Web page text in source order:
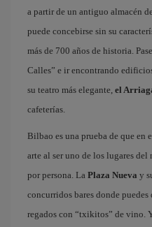
a partir de un antiguo almacén
puede concebirse sin su
más de 700 años de historia.
Calles” e ir encontrando
su teatro más elegante, el
cafeterías.
Bilbao es una prueba de que en
arte al ser uno de los lugares
por persona. La Plaza Nueva y
concurridos bares donde puedes
regados con “txikitos” de vino.